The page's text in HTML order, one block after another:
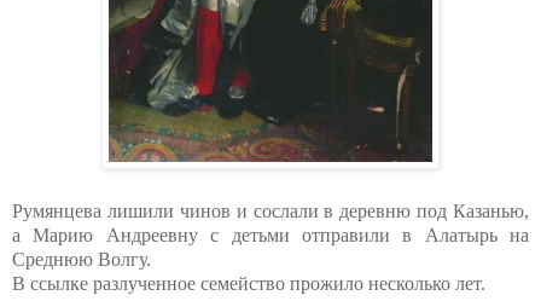
Румянцева лишили чинов и сослали в деревню под Казанью,
а Марию Андреевну с детьми отправили в Алатырь на
Среднюю Волгу.
В ссылке разлученное семейство прожило несколько лет.